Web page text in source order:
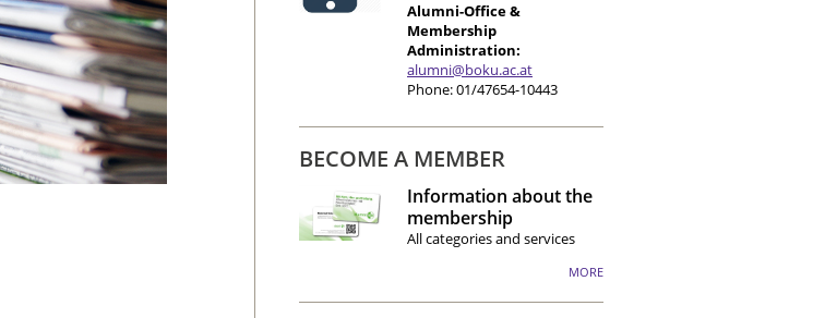
Alumni-Office &
Membership
Administration:
alumni@boku.ac.at
Phone: 01/47654-10443
BECOME A MEMBER
Information about the
membership
All categories and services
MORE